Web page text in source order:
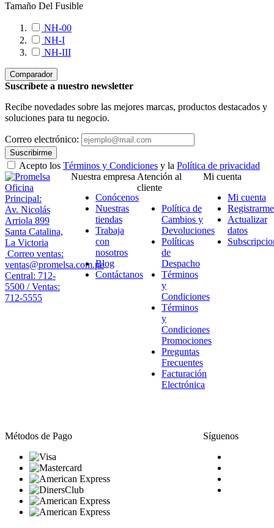
Tamaño Del Fusible
NH-00
NH-I
NH-III
Comparador
Suscríbete a nuestro newsletter
Recibe novedades sobre las mejores marcas, productos destacados y
soluciones para tu negocio.
Correo electrónico:
Suscribirme
Acepto los Términos y Condiciones y la Política de privacidad
Oficina
Principal:
Av. Nicolás
Arriola 899
Santa Catalina,
La Victoria
Correo ventas:
ventas@promelsa.com.pe
Central: 712-
5500 / Ventas:
712-5555
Nuestra empresa
Conócenos
Nuestras
tiendas
Trabaja
con
nosotros
Blog
Contáctanos
Atención al
cliente
Política de
Cambios y
Devoluciones
Políticas
de
Despacho
Términos
y
Condiciones
Términos
y
Condiciones
Promociones
Preguntas
Frecuentes
Facturación
Electrónica
Mi cuenta
Mi cuenta
Registrarme
Actualizar
datos
Métodos de Pago Síguenos